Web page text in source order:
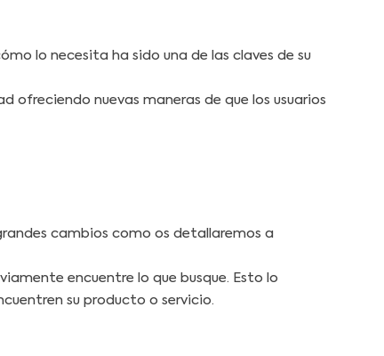
lo necesita ha sido una de las claves de su
nuevas maneras de que los usuarios
cambios como os detallaremos a
encuentre lo que busque. Esto lo
su producto o servicio.